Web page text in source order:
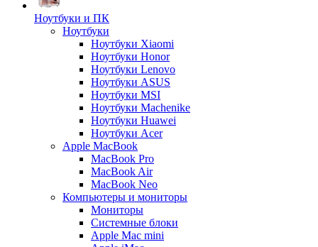
Ноутбуки и ПК
Ноутбуки
Ноутбуки Xiaomi
Ноутбуки Honor
Ноутбуки Lenovo
Ноутбуки ASUS
Ноутбуки MSI
Ноутбуки Machenike
Ноутбуки Huawei
Ноутбуки Acer
Apple MacBook
MacBook Pro
MacBook Air
MacBook Neo
Компьютеры и мониторы
Мониторы
Системные блоки
Apple Mac mini